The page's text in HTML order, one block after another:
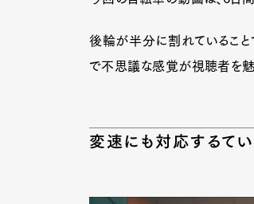
後輪が半分に割れていること
で不思議な感覚が視聴者を魅
変速にも対応するて